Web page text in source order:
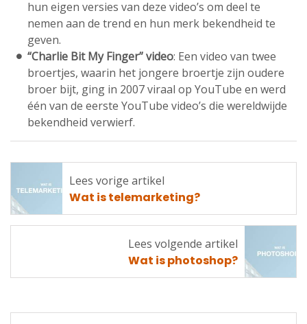
hun eigen versies van deze video’s om deel te
nemen aan de trend en hun merk bekendheid te
geven.
“Charlie Bit My Finger” video: Een video van twee
broertjes, waarin het jongere broertje zijn oudere
broer bijt, ging in 2007 viraal op YouTube en werd
één van de eerste YouTube video’s die wereldwijde
bekendheid verwierf.
Lees vorige artikel
Lees
vorige
artikel
Wat is telemarketing?
Lees volgende artikel
Lees
volgende
Wat is photoshop?